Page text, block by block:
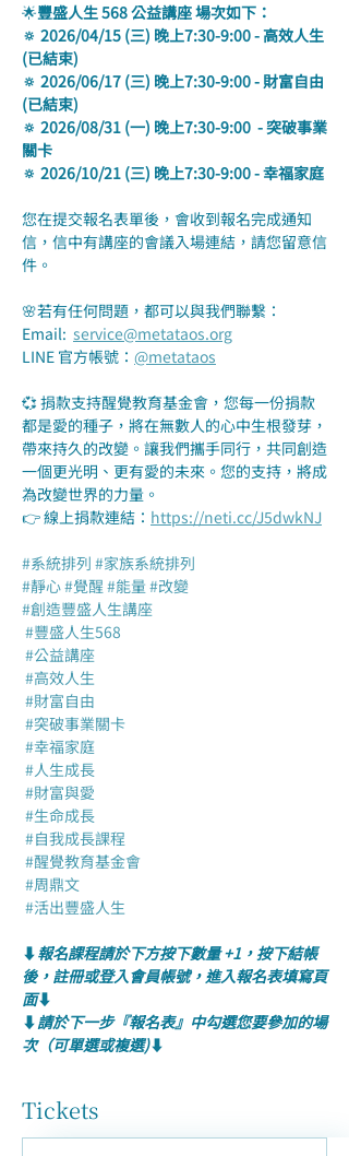
🌟豐盛人生 568 公益講座 場次如下：
🔅 2026/04/15 (三) 晚上7:30-9:00 - 高效人生
(已結束)
🔅 2026/06/17 (三) 晚上7:30-9:00 - 財富自由
(已結束)
🔅 2026/08/31 (一) 晚上7:30-9:00  - 突破事業
關卡
🔅 2026/10/21 (三) 晚上7:30-9:00 - 幸福家庭
您在提交報名表單後，會收到報名完成通知
信，信中有講座的會議入場連結，請您留意信
件。
🌸若有任何問題，都可以與我們聯繫：
Email: service@metataos.org
LINE 官方帳號： @metataos
💞 捐款支持醒覺教育基金會，您每一份捐款
都是愛的種子，將在無數人的心中生根發芽，
帶來持久的改變。讓我們攜手同行，共同創造
一個更光明、更有愛的未來。您的支持，將成
為改變世界的力量。
👉 線上捐款連結： https://neti.cc/J5dwkNJ
#系統排列 #家族系統排列
#靜心#覺醒 #能量#改變
#創造豐盛人生講座
#豐盛人生568
#公益講座
#高效人生
#財富自由
#突破事業關卡
#幸福家庭
#人生成長
#財富與愛
#生命成長
#自我成長課程
#醒覺教育基金會
#周鼎文
#活出豐盛人生
⬇️報名課程請於下方按下數量 +1，按下結帳
後，註冊或登入會員帳號，進入報名表填寫頁
面⬇️
⬇️請於下一步『報名表』中勾選您要參加的場
次（可單選或複選)⬇️
Tickets